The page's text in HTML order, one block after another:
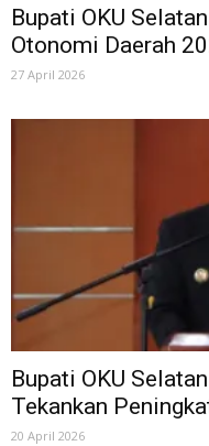
Bupati OKU
Otonomi Daerah
27 April 2026
Bupati OKU
Tekankan
20 April 2026